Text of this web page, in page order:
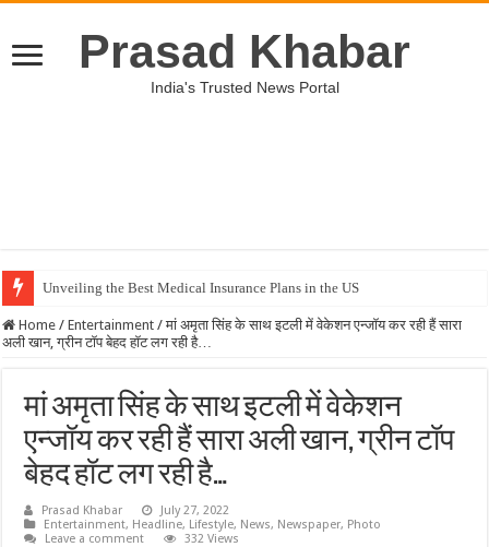
Prasad Khabar
India's Trusted News Portal
Unveiling the Best Medical Insurance Plans in the US
Home / Entertainment / मां अमृता सिंह के साथ इटली में वेकेशन एन्जॉय कर रही हैं सारा
अली खान, ग्रीन टॉप बेहद हॉट लग रही है…
मां अमृता सिंह के साथ इटली में वेकेशन
एन्जॉय कर रही हैं सारा अली खान, ग्रीन टॉप
बेहद हॉट लग रही है…
Prasad Khabar
July 27, 2022
Entertainment, Headline, Lifestyle, News, Newspaper, Photo
Leave a comment
332 Views